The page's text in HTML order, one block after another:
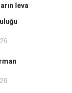
leva